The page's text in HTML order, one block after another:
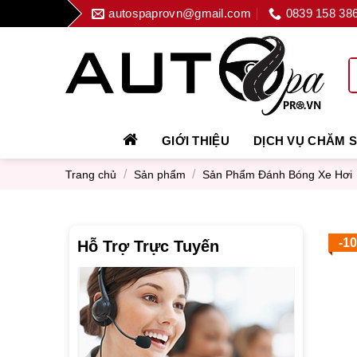
to
autospaprovn@gmail.com 0839 158
GIỚI THIỆU DỊCH VỤ CHĂM
Trang chủ / Sản phẩm / Sản Phẩm Đánh Bóng Xe Hơi
Hỗ Trợ Trực Tuyến -